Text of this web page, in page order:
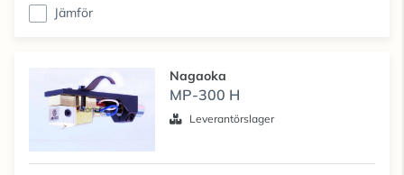
Jämför
Nagaoka
MP-300 H
Leverantörslager